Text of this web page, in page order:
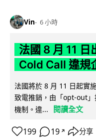
Vin 6 小時
法國 8 月 11 日
Cold Call 違規
法國將於 8 月 11 日起實
致電推銷，由「opt-out
機制。違...
閱讀全文
199 19 ↗ 分享